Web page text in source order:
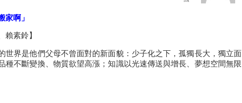
家啊」
賴素鈴】
世界是他們父母不曾面對的新面貌：少子化之下，孤獨長大，獨立面
種不斷變換、物質欲望高漲；知識以光速傳送與增長、夢想空間無限